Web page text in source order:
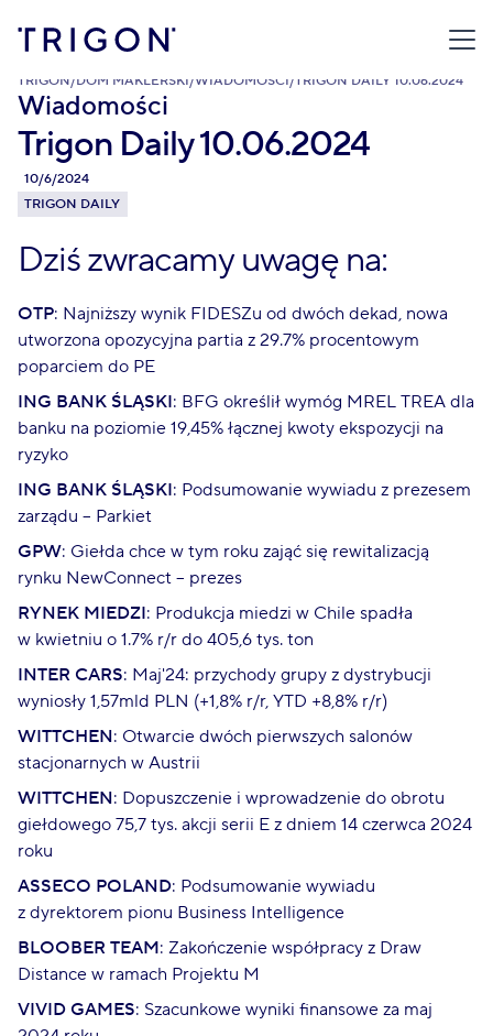
TRIGON/DOM MAKLERSKI/WIADOMOŚCI/ TRIGON DAILY 10.06.2024
Wiadomości
Trigon Daily 10.06.2024
10/6/2024
TRIGON DAILY
Dziś zwracamy uwagę na:
OTP: Najniższy wynik FIDESZu od dwóch dekad, nowa
utworzona opozycyjna partia z 29.7% procentowym
poparciem do PE
ING BANK ŚLĄSKI: BFG określił wymóg MREL TREA dla
banku na poziomie 19,45% łącznej kwoty ekspozycji na
ryzyko
ING BANK ŚLĄSKI: Podsumowanie wywiadu z prezesem
zarządu – Parkiet
GPW: Giełda chce w tym roku zająć się rewitalizacją
rynku NewConnect – prezes
RYNEK MIEDZI: Produkcja miedzi w Chile spadła
w kwietniu o 1.7% r/r do 405,6 tys. ton
INTER CARS: Maj'24: przychody grupy z dystrybucji
wyniosły 1,57mld PLN (+1,8% r/r, YTD +8,8% r/r)
WITTCHEN: Otwarcie dwóch pierwszych salonów
stacjonarnych w Austrii
WITTCHEN: Dopuszczenie i wprowadzenie do obrotu
giełdowego 75,7 tys. akcji serii E z dniem 14 czerwca 2024
roku
ASSECO POLAND: Podsumowanie wywiadu
z dyrektorem pionu Business Intelligence
BLOOBER TEAM: Zakończenie współpracy z Draw
Distance w ramach Projektu M
VIVID GAMES: Szacunkowe wyniki finansowe za maj